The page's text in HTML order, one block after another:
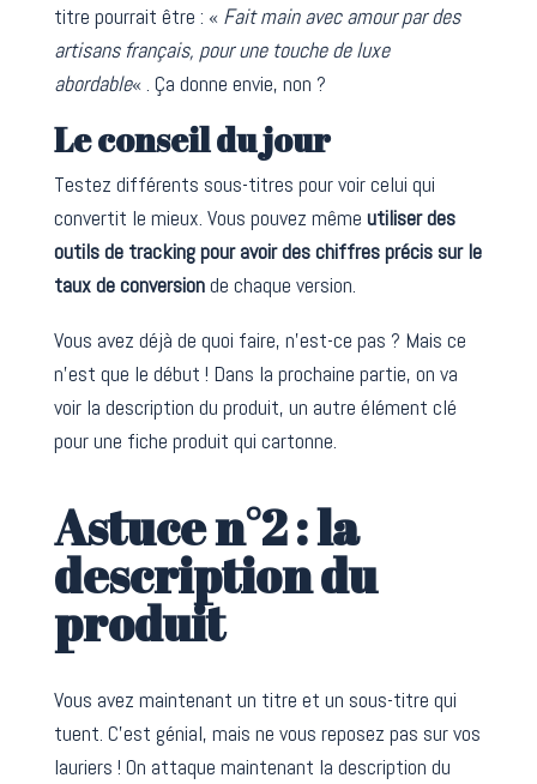
titre pourrait être : « Fait main avec amour par des
artisans français, pour une touche de luxe
abordable« . Ça donne envie, non ?
Le conseil du jour
Testez différents sous-titres pour voir celui qui
convertit le mieux. Vous pouvez même utiliser des
outils de tracking pour avoir des chiffres précis sur le
taux de conversionde chaque version.
Vous avez déjà de quoi faire, n’est-ce pas ? Mais ce
n’est que le début ! Dans la prochaine partie, on va
voir la description du produit, un autre élément clé
pour une fiche produit qui cartonne.
Astuce n°2 : la
description du
produit
Vous avez maintenant un titre et un sous-titre qui
tuent. C’est génial, mais ne vous reposez pas sur vos
lauriers ! On attaque maintenant la description du